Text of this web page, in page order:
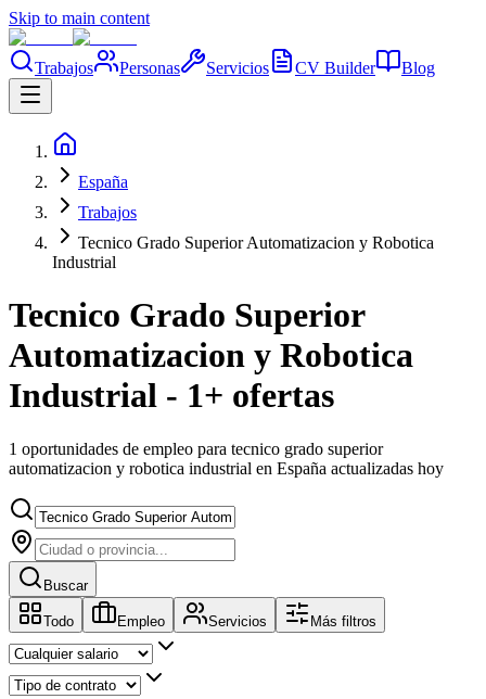
Skip to main content
Trabajos Personas Servicios CV Builder Blog
España
Trabajos
Tecnico Grado Superior Automatizacion y Robotica
Industrial
Tecnico Grado Superior
Automatizacion y Robotica
Industrial - 1+ ofertas
1 oportunidades de empleo para tecnico grado superior
automatizacion y robotica industrial en España actualizadas hoy
Buscar
Todo Empleo Servicios Más filtros